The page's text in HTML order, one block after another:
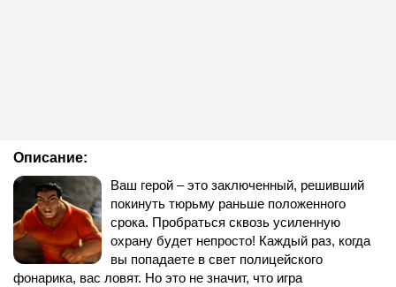
Описание:
Ваш герой – это заключенный, решивший
покинуть тюрьму раньше положенного
срока. Пробраться сквозь усиленную
охрану будет непросто! Каждый раз, когда
вы попадаете в свет полицейского
фонарика, вас ловят. Но это не значит, что игра